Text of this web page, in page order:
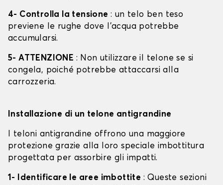
4- Controlla la tensione : un telo ben teso
previene le rughe dove l'acqua potrebbe
accumularsi.
5- ATTENZIONE : Non utilizzare il telone se si
congela, poiché potrebbe attaccarsi alla
carrozzeria.
Installazione di un telone antigrandine
I teloni antigrandine offrono una maggiore
protezione grazie alla loro speciale imbottitura
progettata per assorbire gli impatti.
1- Identificare le aree imbottite : Queste sezioni